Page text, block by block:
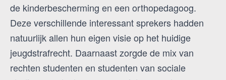
de kinderbescherming en een orthopedagoog.
Deze verschillende interessant sprekers hadden
natuurlijk allen hun eigen visie op het huidige
jeugdstrafrecht. Daarnaast zorgde de mix van
rechten studenten en studenten van sociale